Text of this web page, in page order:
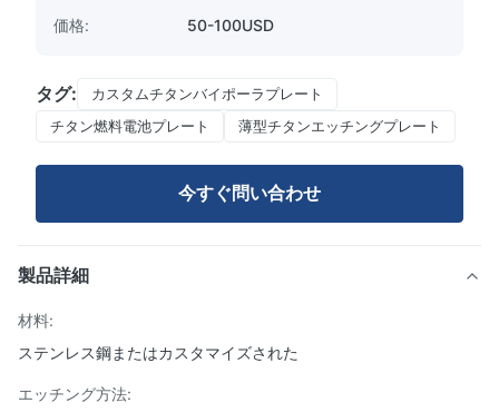
価格:
50-100USD
タグ:
カスタムチタンバイポーラプレート
チタン燃料電池プレート
薄型チタンエッチングプレート
今すぐ問い合わせ
製品詳細
材料:
ステンレス鋼またはカスタマイズされた
エッチング方法: